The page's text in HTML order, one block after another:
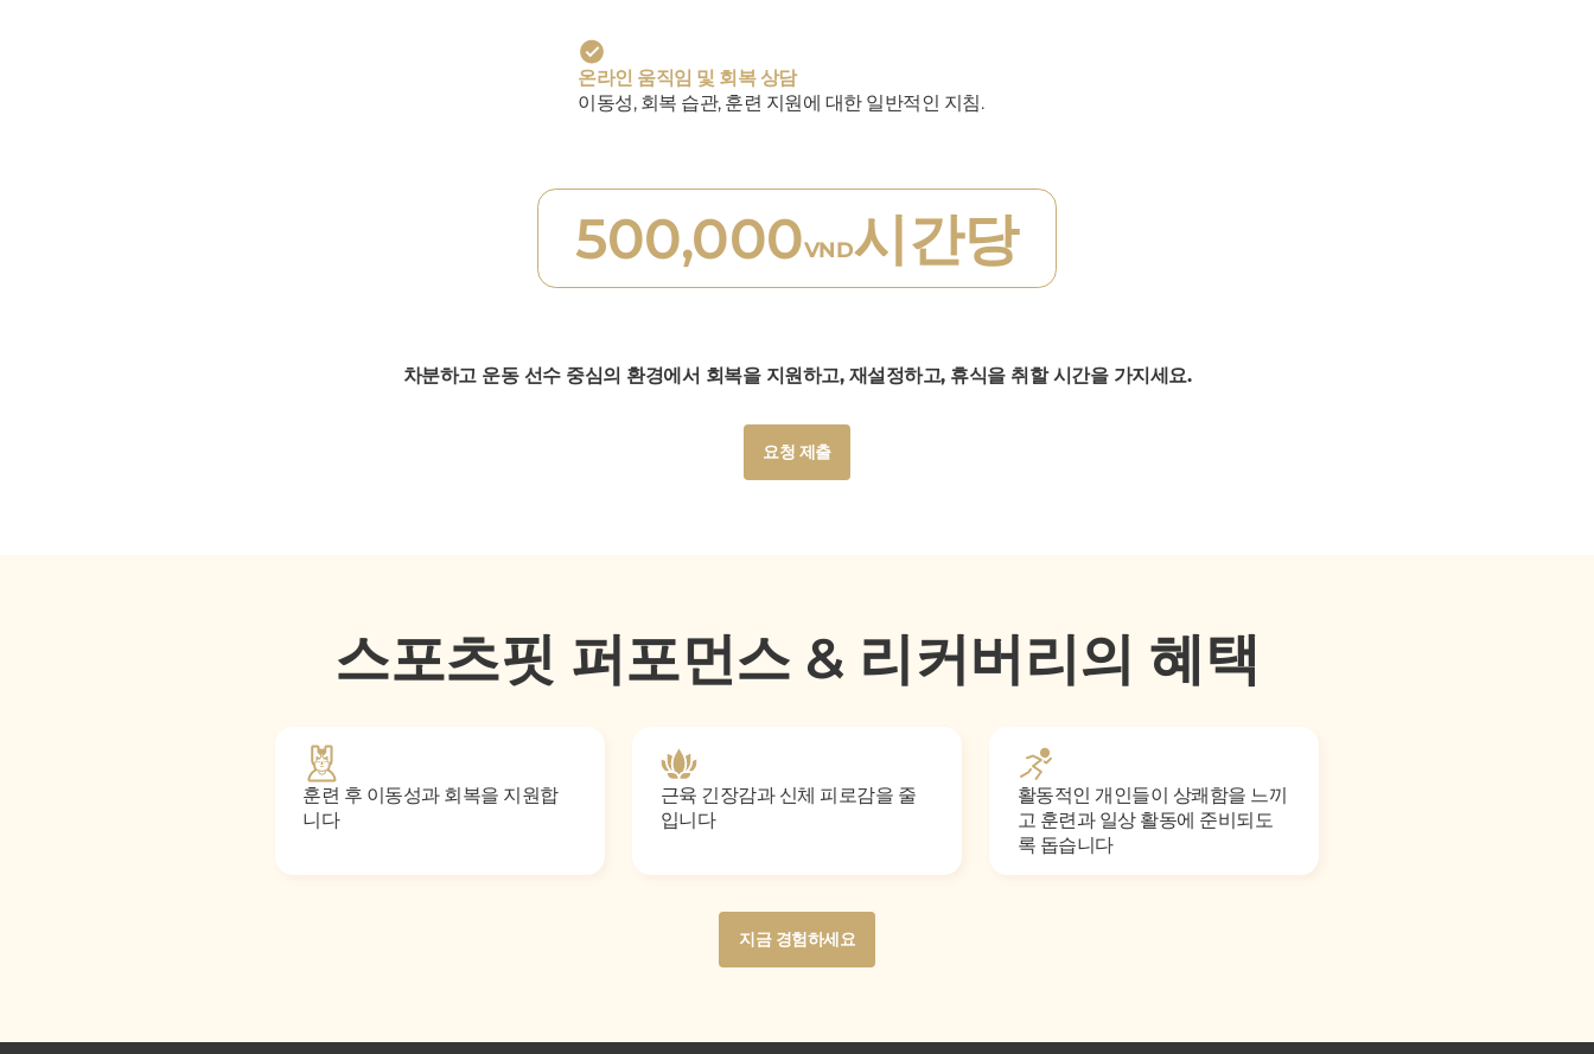
온라인 움직임 및 회복 상담
이동성, 회복 습관, 훈련 지원에 대한 일반적인 지침.
500,000VND시간당
차분하고 운동 선수 중심의 환경에서 회복을 지원하고, 재설정하고, 휴식을 취할 시간을 가지세요.
Button
Text
Button
요청 제출
요청 제출
스포츠핏 퍼포먼스 & 리커버리의 혜택
훈련 후 이동성과 회복을 지원합
니다
근육 긴장감과 신체 피로감을 줄
입니다
활동적인 개인들이 상쾌함을 느끼
고 훈련과 일상 활동에 준비되도
록 돕습니다
Button
Text
Button
지금 경험하세요
지금 경험하세요